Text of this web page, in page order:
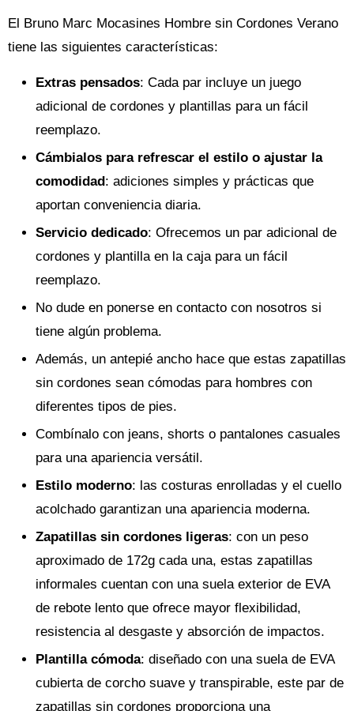
El Bruno Marc Mocasines Hombre sin Cordones Verano
tiene las siguientes características:
Extras pensados: Cada par incluye un juego
adicional de cordones y plantillas para un fácil
reemplazo.
Cámbialos para refrescar el estilo o ajustar la
comodidad: adiciones simples y prácticas que
aportan conveniencia diaria.
Servicio dedicado: Ofrecemos un par adicional de
cordones y plantilla en la caja para un fácil
reemplazo.
No dude en ponerse en contacto con nosotros si
tiene algún problema.
Además, un antepié ancho hace que estas zapatillas
sin cordones sean cómodas para hombres con
diferentes tipos de pies.
Combínalo con jeans, shorts o pantalones casuales
para una apariencia versátil.
Estilo moderno: las costuras enrolladas y el cuello
acolchado garantizan una apariencia moderna.
Zapatillas sin cordones ligeras: con un peso
aproximado de 172g cada una, estas zapatillas
informales cuentan con una suela exterior de EVA
de rebote lento que ofrece mayor flexibilidad,
resistencia al desgaste y absorción de impactos.
Plantilla cómoda: diseñado con una suela de EVA
cubierta de corcho suave y transpirable, este par de
zapatillas sin cordones proporciona una